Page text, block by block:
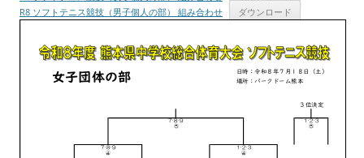
R8 ソフトテニス競技（男子個人の部） 組み合わせ
ダウンロード